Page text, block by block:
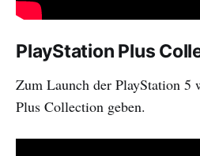
PlayStation Plus
Zum Launch der PlayStation 5
Plus Collection geben.